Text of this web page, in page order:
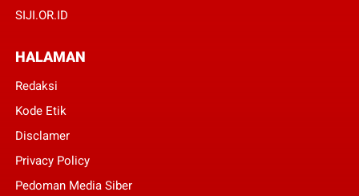
SIJI.OR.ID
HALAMAN
Redaksi
Kode Etik
Disclamer
Privacy Policy
Pedoman Media Siber